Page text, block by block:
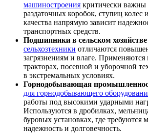
машиностроения критически
раздаточных коробок, ступиц колес
качества напрямую зависит
транспортных средств.
Подшипники в сельском хозяйстве
сельхозтехники отличаются
загрязнениям и влаге. Применяются
тракторах, посевной и уборочной
в экстремальных условиях.
Горнодобывающая
для горнодобывающего
работы под высокими ударными
Используются в дробилках,
буровых установках, где требуются
надежность и долговечность.